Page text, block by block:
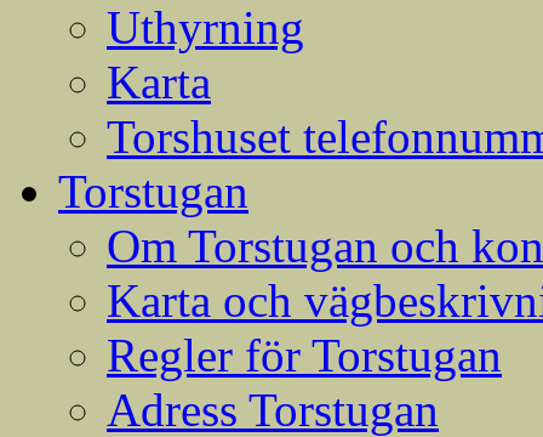
Uthyrning
Karta
Torshuset
Torstugan
Om Torstugan och
Karta och
Regler för Torstugan
Adress Torstugan